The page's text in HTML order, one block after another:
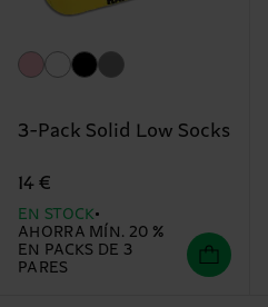
3-Pack Solid Low Socks
14 €
EN STOCK
AHORRA MÍN. 20 %
EN PACKS DE 3
PARES